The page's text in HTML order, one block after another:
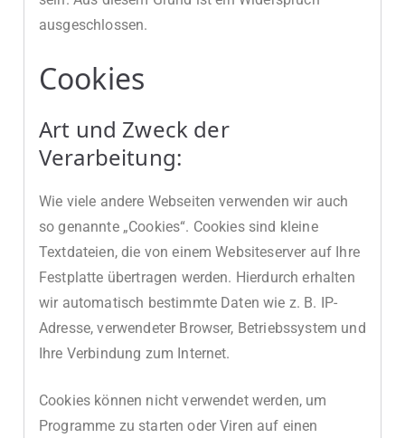
ausgeschlossen.
Cookies
Art und Zweck der
Verarbeitung:
Wie viele andere Webseiten verwenden wir auch
so genannte „Cookies“. Cookies sind kleine
Textdateien, die von einem Websiteserver auf Ihre
Festplatte übertragen werden. Hierdurch erhalten
wir automatisch bestimmte Daten wie z. B. IP-
Adresse, verwendeter Browser, Betriebssystem und
Ihre Verbindung zum Internet.
Cookies können nicht verwendet werden, um
Programme zu starten oder Viren auf einen